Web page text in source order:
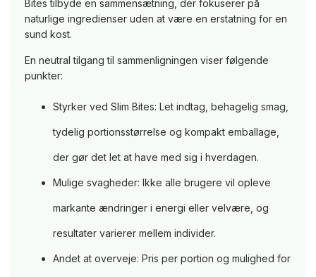
Bites tilbyde en sammensætning, der fokuserer på
naturlige ingredienser uden at være en erstatning for en
sund kost.
En neutral tilgang til sammenligningen viser følgende
punkter:
Styrker ved Slim Bites: Let indtag, behagelig smag,
tydelig portionsstørrelse og kompakt emballage,
der gør det let at have med sig i hverdagen.
Mulige svagheder: Ikke alle brugere vil opleve
markante ændringer i energi eller velvære, og
resultater varierer mellem individer.
Andet at overveje: Pris per portion og mulighed for